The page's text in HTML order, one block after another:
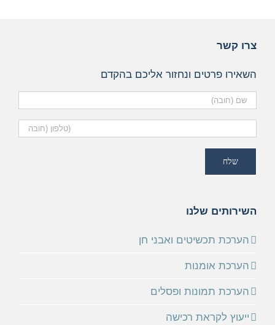
צרו קשר
השאירו פרטים ונחזור אליכם בהקדם
השירותים שלנו
הערכת תכשיטים ואבני חן
הערכת אומנות
הערכת תמונות ופסלים
ייעוץ לקראת רכישה